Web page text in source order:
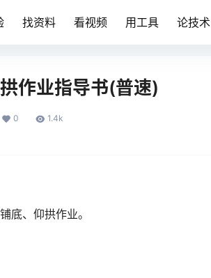
找资料 看视频 用工具 论技术
作业指导书(普速)
0 1.4k
底、仰拱作业。